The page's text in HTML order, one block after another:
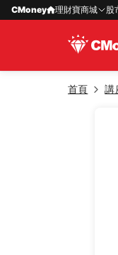
CMoney 理財寶商城 股
首頁 講